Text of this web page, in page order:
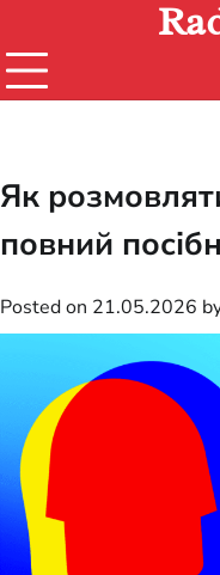
content
Як
повний
Posted on 21.05.2026